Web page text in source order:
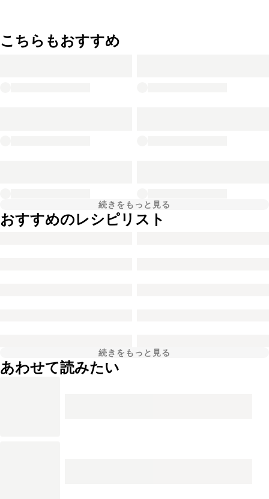
こちらもおすすめ
続きをもっと見る
おすすめのレシピリスト
続きをもっと見る
あわせて読みたい